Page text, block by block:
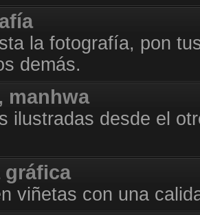
la fotografía, pon
demás.
manhwa
ilustradas desde el
gráfica
viñetas con una